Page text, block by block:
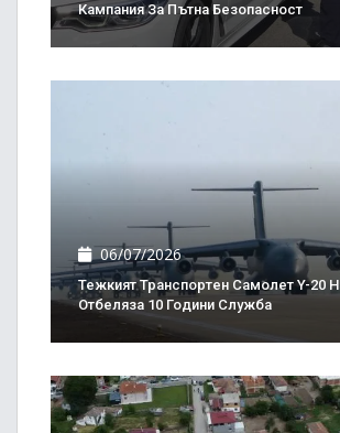
Кампания За Пътна Безопасност
06/07/2026
Тежкият Транспортен Самолет Y-20
Отбеляза 10 Години Служба